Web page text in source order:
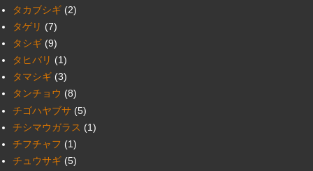
タカブシギ (2)
タゲリ (7)
タシギ (9)
タヒバリ (1)
タマシギ (3)
タンチョウ (8)
チゴハヤブサ (5)
チシマウガラス (1)
チフチャフ (1)
チュウサギ (5)